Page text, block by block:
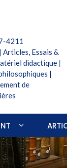
4211
Essais &
didactique |
|
de